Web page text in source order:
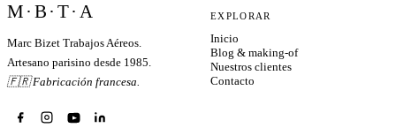
M·B·T·A
Marc Bizet Trabajos Aéreos.
Artesano parisino desde 1985.
🇫🇷 Fabricación francesa.
EXPLORAR
Inicio
Blog & making-of
Nuestros clientes
Contacto